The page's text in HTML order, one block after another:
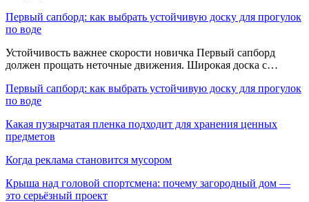
Первый сапборд: как выбрать устойчивую доску для прогулок
по воде
Устойчивость важнее скорости новичка Первый сапборд
должен прощать неточные движения. Широкая доска с…
Первый сапборд: как выбрать устойчивую доску для прогулок
по воде
Какая пузырчатая пленка подходит для хранения ценных
предметов
Когда реклама становится мусором
Крыша над головой спортсмена: почему загородный дом —
это серьёзный проект